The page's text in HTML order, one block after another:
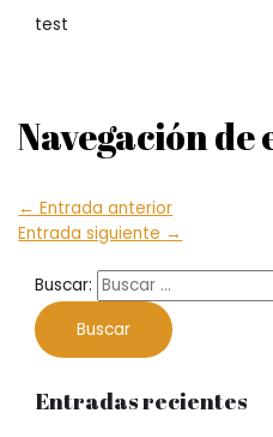
test
Navegación
← Entrada anterior
Entrada siguiente →
Buscar:
Entradas recientes